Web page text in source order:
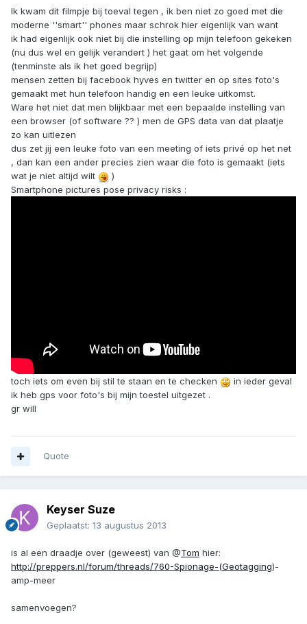
Ik kwam dit filmpje bij toeval tegen , ik ben niet zo goed met die
moderne ''smart'' phones maar schrok hier eigenlijk van want
ik had eigenlijk ook niet bij die instelling op mijn telefoon gekeken
(nu dus wel en gelijk verandert ) het gaat om het volgende
(tenminste als ik het goed begrijp)
mensen zetten bij facebook hyves en twitter en op sites foto's
gemaakt met hun telefoon handig en een leuke uitkomst.
Ware het niet dat men blijkbaar met een bepaalde instelling van
een browser (of software ?? ) men de GPS data van dat plaatje
zo kan uitlezen
dus zet jij een leuke foto van een meeting of iets privé op het net
, dan kan een ander precies zien waar die foto is gemaakt (iets
wat je niet altijd wilt
)
Smartphone pictures pose privacy risks :
toch iets om even bij stil te staan en te checken
in ieder geval
ik heb gps voor foto's bij mijn toestel uitgezet .
gr will
Quote
Keyser Suze
Geplaatst: 13 augustus 2013
is al een draadje over (geweest) van @Tom hier:
http://preppers.nl/forum/threads/760-Spionage-(Geotagging)-
amp-meer
samenvoegen?